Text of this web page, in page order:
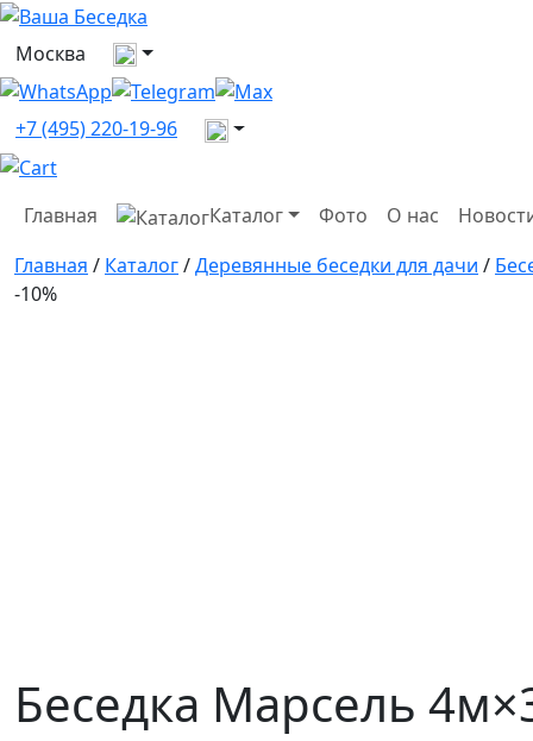
Москва Выберите город
+7 (495) 220-19-96 Все контакты
Главная Каталог Фото О нас
Главная / Каталог/Деревянные беседки для дачи /
-10%
Беседка Марсель